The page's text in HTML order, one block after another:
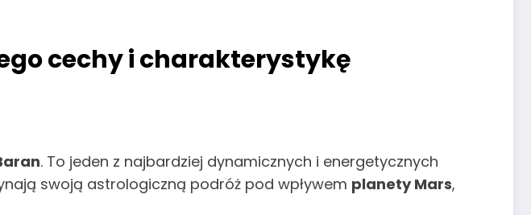
cechy i charakterystykę
. To jeden z najbardziej dynamicznych i energetycznych
swoją astrologiczną podróż pod wpływem planety Mars,